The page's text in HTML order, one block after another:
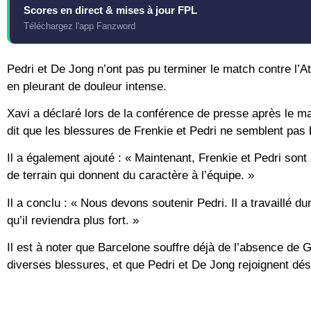
Scores en direct & mises à jour FPL
Téléchargez l'app Fanzword
Pedri et De Jong n’ont pas pu terminer le match contre
en pleurant de douleur intense.
Xavi a déclaré lors de la conférence de presse après le
dit que les blessures de Frenkie et Pedri ne semblent pas
Il a également ajouté : « Maintenant, Frenkie et Pedri
de terrain qui donnent du caractère à l’équipe. »
Il a conclu : « Nous devons soutenir Pedri. Il a travaillé
qu’il reviendra plus fort. »
Il est à noter que Barcelone souffre déjà de l’absence
diverses blessures, et que Pedri et De Jong rejoignent